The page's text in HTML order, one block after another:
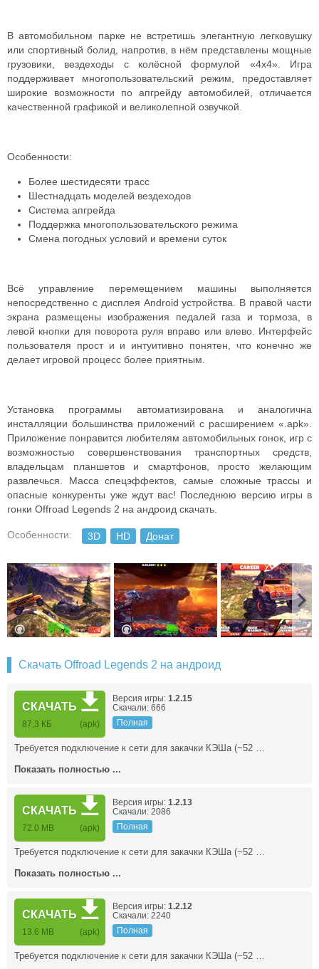
В автомобильном парке не встретишь элегантную легковушку
или спортивный болид, напротив, в нём представлены мощные
грузовики, вездеходы с колёсной формулой «4х4». Игра
поддерживает многопользовательский режим, предоставляет
широкие возможности по апгрейду автомобилей, отличается
качественной графикой и великолепной озвучкой.
Особенности:
Более шестидесяти трасс
Шестнадцать моделей вездеходов
Система апгрейда
Поддержка многопользовательского режима
Смена погодных условий и времени суток
Всё управление перемещением машины выполняется
непосредственно с дисплея Android устройства. В правой части
экрана размещены изображения педалей газа и тормоза, в
левой кнопки для поворота руля вправо или влево. Интерфейс
пользователя прост и и интуитивно понятен, что конечно же
делает игровой процесс более приятным.
Установка программы автоматизирована и аналогична
инсталляции большинства приложений с расширением «.apk».
Приложение понравится любителям автомобильных гонок, игр с
возможностью совершенствования транспортных средств,
владельцам планшетов и смартфонов, просто желающим
развлечься. Масса спецэффектов, самые сложные трассы и
опасные конкуренты уже ждут вас! Последнюю версию игры в
гонки Offroad Legends 2 на андроид скачать.
Особенности: 3D HD Донат
Скачать Offroad Legends 2 на андроид
СКАЧАТЬ
87,3 КБ (apk)
Версия игры: 1.2.15
Скачали: 666
Полная
Требуется подключение к сети для закачки КЭШа (~52 …
Показать полностью ...
СКАЧАТЬ
72.0 MB (apk)
Версия игры: 1.2.13
Скачали: 2086
Полная
Требуется подключение к сети для закачки КЭШа (~52 …
Показать полностью ...
СКАЧАТЬ
13.6 MB (apk)
Версия игры: 1.2.12
Скачали: 2240
Полная
Требуется подключение к сети для закачки КЭШа (~52 …